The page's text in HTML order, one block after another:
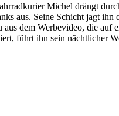
Michel drängt
aus. Seine Schicht jagt ihn
dem Werbevideo, die
führt ihn sein nächtlicher